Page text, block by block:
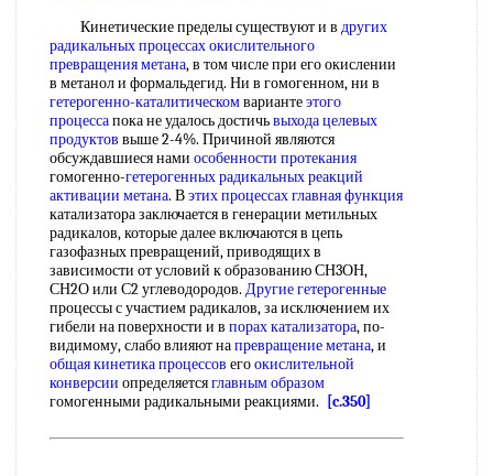
Кинетические пределы существуют и в других
радикальныхпроцессах окислительного
превращения метана, в том числе при его окислении
в метанол и формальдегид. Ни в гомогенном, ни в
гетерогенно-каталитическомвариантеэтого
процессапока не удалось достичьвыхода целевых
продуктов выше 2-4%. Причиной являются
обсуждавшиеся нами особенности протекания
гомогенно-гетерогенных радикальных реакций
активации метана. Вэтих процессахглавная функция
катализатора заключается в генерации метильных
радикалов, которые далее включаются в цепь
газофазных превращений, приводящих в
зависимости от условий к образованию СН3ОН,
СН2О или С2 углеводородов. Другие гетерогенные
процессы с участием радикалов, за исключением их
гибели на поверхности и в порах катализатора, по-
видимому, слабо влияют напревращение метана, и
общая кинетика процессов егоокислительной
конверсии определяетсяглавным образом
гомогенными радикальными реакциями.
[c.350]